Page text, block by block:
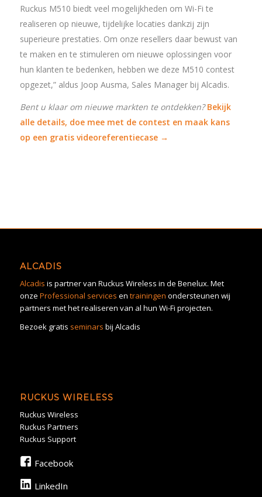
Ruckus M510 biedt veel mogelijkheden om Wi-Fi te
realiseren op nieuwe, tijdelijke locaties dankzij zijn
superieure prestaties. Om onze resellers daar bewust van
te maken en te stimuleren om nieuwe oplossingen voor
hun klanten te bedenken, hebben we deze M510 contest
opgezet,” aldus Joop Ausma, Sales Manager bij Alcadis.
Bent u klaar om nieuwe markten te ontdekken? Bekijk
alle details, doe mee met de contest en maak kans
op een gratis videoreferentiecase →
ALCADIS
Alcadis is partner van Ruckus Wireless in de Benelux. Met
onze Professional services en trainingen ondersteunen wij
partners met het realiseren van al hun Wi-Fi projecten.
Bezoek gratis seminars bij Alcadis
RUCKUS WIRELESS
Ruckus Wireless
Ruckus Partners
Ruckus Support
Facebook
LinkedIn